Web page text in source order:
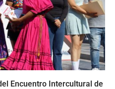
Encuentro Intercultural de